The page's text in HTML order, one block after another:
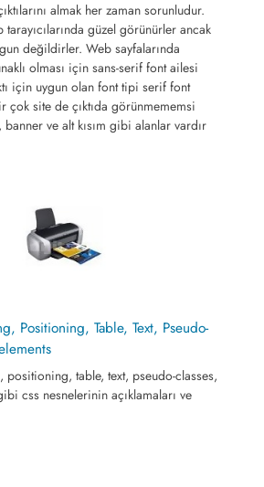
almak her zaman sorunludur.
tarayıcılarında güzel görünürler ancak
değildirler. Web sayfalarında
olması için sans-serif font ailesi
için uygun olan font tipi serif font
çok site de çıktıda görünmememsi
ve alt kısım gibi alanlar vardır
Positioning, Table, Text, Pseudo-
table, text, pseudo-classes,
css nesnelerinin açıklamaları ve